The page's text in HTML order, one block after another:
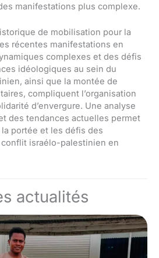
manifestations plus complexe.
de mobilisation pour la
récentes manifestations en
complexes et des défis
idéologiques au sein du
ainsi que la montée de
compliquent l’organisation
d’envergure. Une analyse
des tendances actuelles permet
portée et les défis des
israélo-palestinien en
actualités